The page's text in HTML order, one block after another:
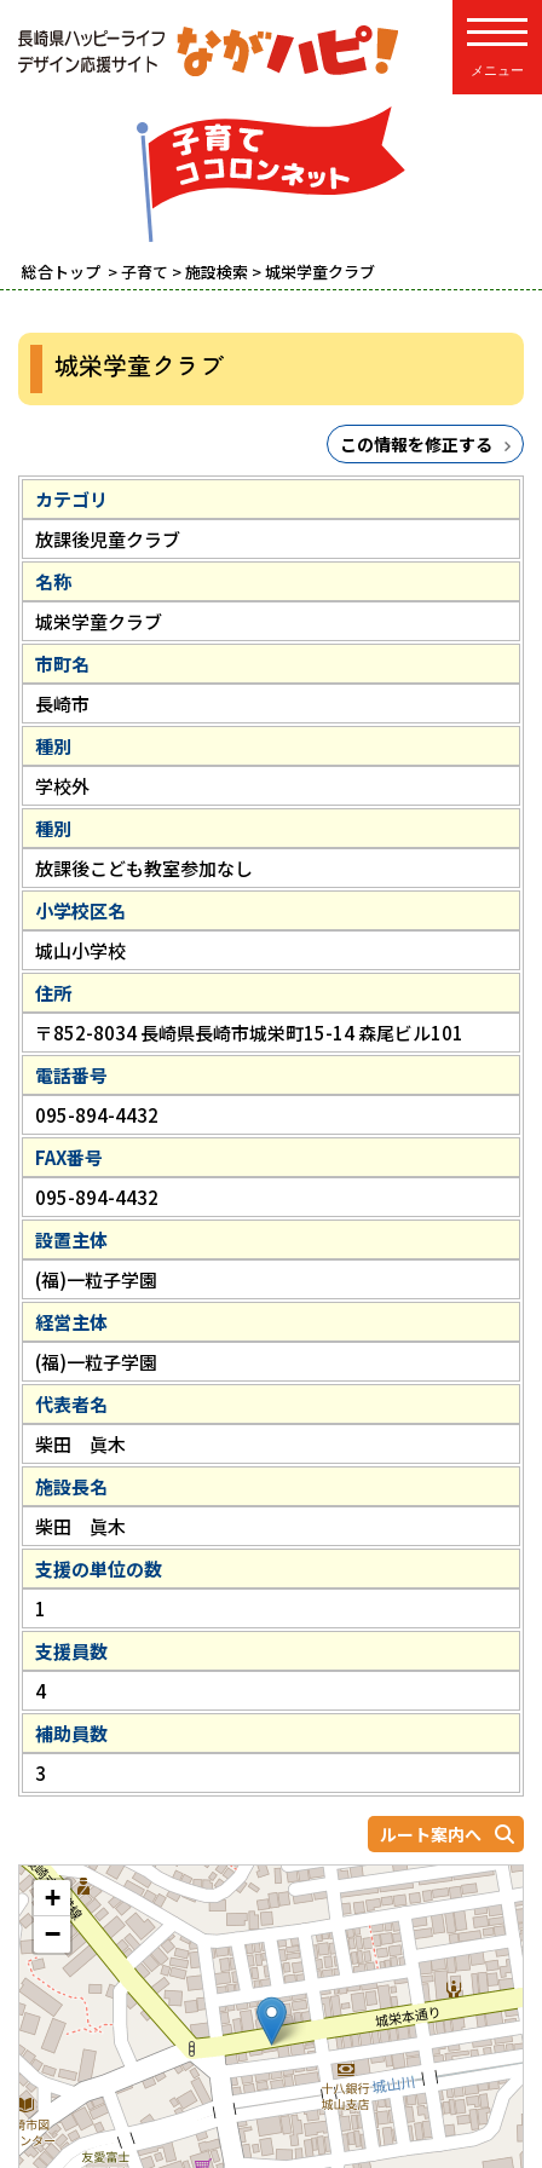
総合トップ >子育て >施設検索 > 城栄学童クラブ
城栄学童クラブ
この情報を修正する
カテゴリ
放課後児童クラブ
名称
城栄学童クラブ
市町名
長崎市
種別
学校外
種別
放課後こども教室参加なし
小学校区名
城山小学校
住所
〒852-8034 長崎県長崎市城栄町15-14 森尾ビル101
電話番号
095-894-4432
FAX番号
095-894-4432
設置主体
(福)一粒子学園
経営主体
(福)一粒子学園
代表者名
柴田 眞木
施設長名
柴田 眞木
支援の単位の数
1
支援員数
4
補助員数
3
ルート案内へ
+
−